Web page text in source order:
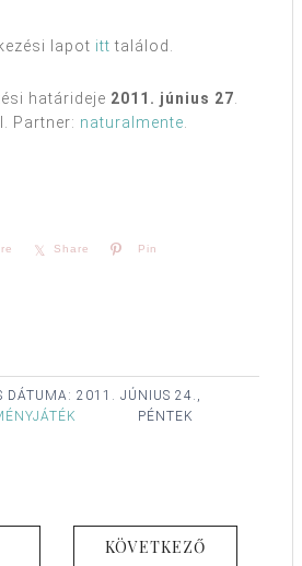
lapot itt találod.
határideje 2011. június 27.
Partner: naturalmente.
Share Pin
DÁTUMA: 2011. JÚNIUS 24.,
PÉNTEK
KÖVETKEZŐ